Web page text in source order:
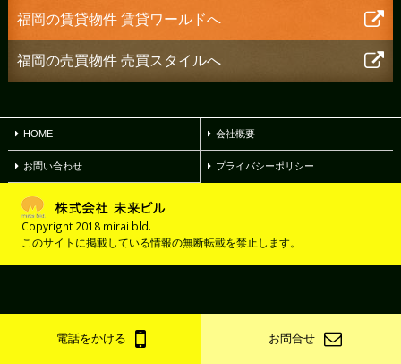
電話をかける お問合せ
福岡の賃貸物件賃貸ワールドへ
福岡の売買物件売買スタイルへ
HOME 会社概要
お問い合わせ プライバシーポリシー
Copyright 2018 mirai bld.
このサイトに掲載している情報の無断転載を禁止します。